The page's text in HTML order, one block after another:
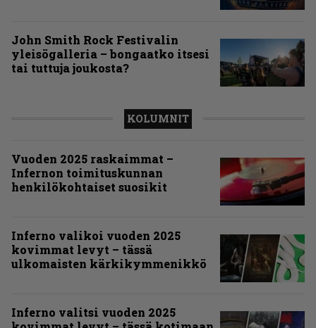
John Smith Rock Festivalin
yleisögalleria – bongaatko itsesi
tai tuttuja joukosta?
KOLUMNIT
Vuoden 2025 raskaimmat –
Infernon toimituskunnan
henkilökohtaiset suosikit
Inferno valikoi vuoden 2025
kovimmat levyt – tässä
ulkomaisten kärkikymmenikkö
Inferno valitsi vuoden 2025